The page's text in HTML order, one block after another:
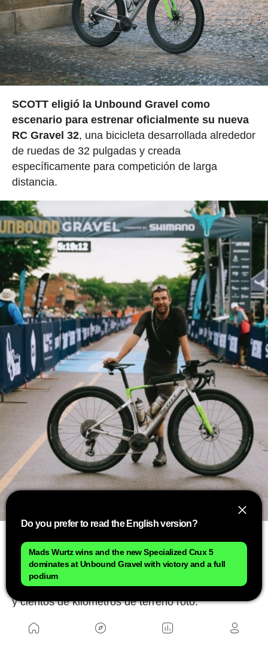
SCOTT eligió la Unbound Gravel como
escenario para estrenar oficialmente su nueva
RC Gravel 32, una bicicleta desarrollada alrededor
de ruedas de 32 pulgadas y creada
específicamente para competición de larga
distancia.
La elección de Unbound no fue casual. Las pistas
de las Flint Hills representan uno de los entornos
más agresivos del mundo para cualquier bicicleta,
con piedras afiladas, barro, vibraciones constantes
y cientos de kilómetros de terreno roto.
el escenario ideal para comprobar el verdadero
Do you prefer to read the English version?
Mads Wurtz wins and the new Specialized Crux 5
dominates at Unbound Gravel with victory and a full
podium